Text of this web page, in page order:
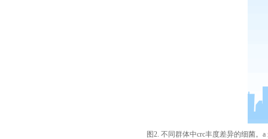
图2. 不同群体中crc丰度差异的细菌。 a